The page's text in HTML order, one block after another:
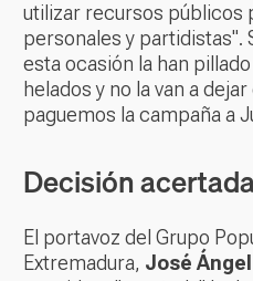
utilizar recursos públicos
personales y partidistas".
esta ocasión la han
helados y no la van a
paguemos la campaña a
Decisión
El portavoz del Grupo
Extremadura, José